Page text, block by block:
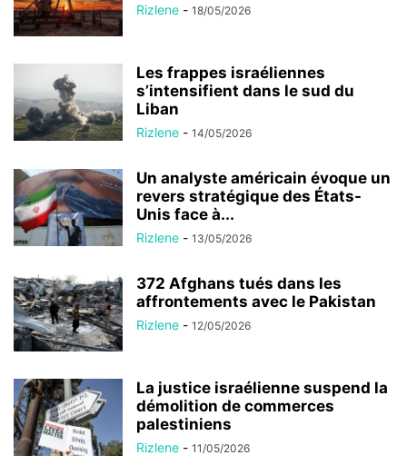
Rizlene - 18/05/2026
Les frappes israéliennes
s’intensifient dans le sud du
Liban
Rizlene - 14/05/2026
Un analyste américain évoque un
revers stratégique des États-
Unis face à...
Rizlene - 13/05/2026
372 Afghans tués dans les
affrontements avec le Pakistan
Rizlene - 12/05/2026
La justice israélienne suspend la
démolition de commerces
palestiniens
Rizlene - 11/05/2026